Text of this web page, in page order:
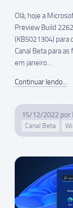
Olá, hoje a
Preview Build
(KB5021304) para
Canal Beta para
em janeiro...
Continuar lendo...
15/12/2022 por
Canal Beta